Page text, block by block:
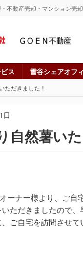
動産売却・マンション売
ス 雪谷シェアオフ
ただきました！
日
自然薯い
ーナー様より、ご自
ただきましたので
ご自宅を訪問させて